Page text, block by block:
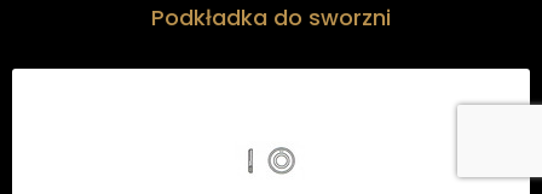
Podkładka do sworzni